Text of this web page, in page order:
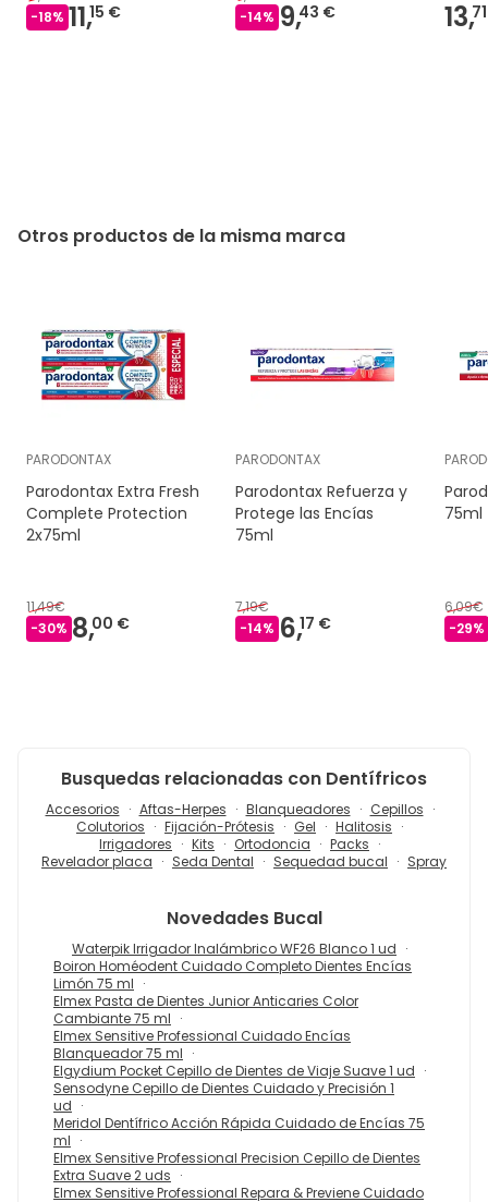
-18% 11,15 €
-14% 9,43 € 13,
Otros productos de la misma marca
PARODONTAX
Parodontax Extra Fresh
Complete Protection
2x75ml
11,49€
-30% 8,00 €
PARODONTAX
Parodontax Refuerza y
Protege las Encías
75ml
7,19€
-14% 6,17 €
75ml
6,09€
-29%
Busquedas relacionadas con Dentífricos
Accesorios Aftas-Herpes Blanqueadores
Cepillos
Colutorios
Fijación-Prótesis Gel
Halitosis
Irrigadores
Kits Ortodoncia
Packs
Revelador placa
Seda Dental Sequedad bucal Spray
Novedades Bucal
Waterpik Irrigador Inalámbrico WF26 Blanco 1 ud
Boiron Homéodent Cuidado Completo Dientes Encías
Limón 75 ml
Elmex Pasta de Dientes Junior Anticaries Color
Cambiante 75 ml
Elmex Sensitive Professional Cuidado Encías
Blanqueador 75 ml
Elgydium Pocket Cepillo de Dientes de Viaje Suave 1 ud
Sensodyne Cepillo de Dientes Cuidado y Precisión 1
ud
Meridol Dentífrico Acción Rápida Cuidado de Encías 75
ml
Elmex Sensitive Professional Precision Cepillo de Dientes
Extra Suave 2 uds
Elmex Sensitive Professional Repara & Previene Cuidado